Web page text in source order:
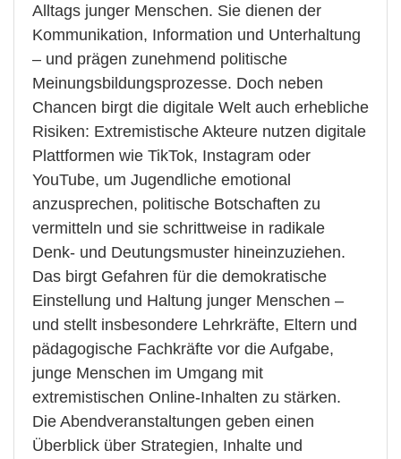
Alltags junger Menschen. Sie dienen der
Kommunikation, Information und Unterhaltung
– und prägen zunehmend politische
Meinungsbildungsprozesse. Doch neben
Chancen birgt die digitale Welt auch erhebliche
Risiken: Extremistische Akteure nutzen digitale
Plattformen wie TikTok, Instagram oder
YouTube, um Jugendliche emotional
anzusprechen, politische Botschaften zu
vermitteln und sie schrittweise in radikale
Denk- und Deutungsmuster hineinzuziehen.
Das birgt Gefahren für die demokratische
Einstellung und Haltung junger Menschen –
und stellt insbesondere Lehrkräfte, Eltern und
pädagogische Fachkräfte vor die Aufgabe,
junge Menschen im Umgang mit
extremistischen Online-Inhalten zu stärken.
Die Abendveranstaltungen geben einen
Überblick über Strategien, Inhalte und